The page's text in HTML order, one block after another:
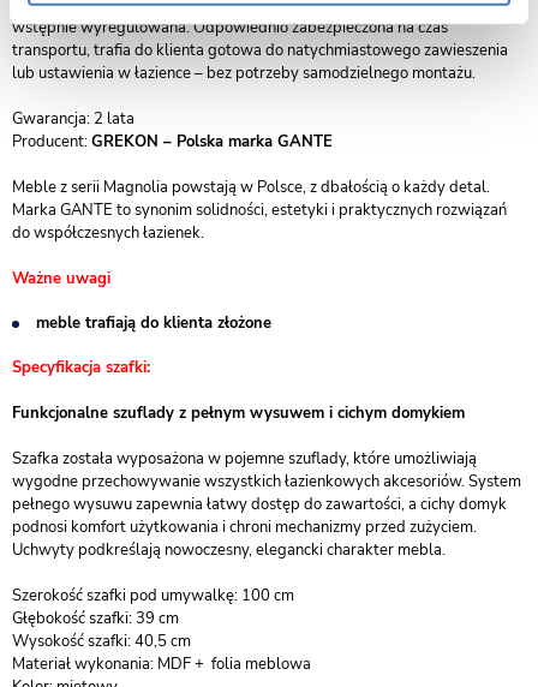
Każda szafka z serii Magnolia jest dostarczana w pełni zmontowana i
wstępnie wyregulowana. Odpowiednio zabezpieczona na czas
transportu, trafia do klienta gotowa do natychmiastowego zawieszenia
lub ustawienia w łazience – bez potrzeby samodzielnego montażu.
Gwarancja: 2 lata
Producent:GREKON – Polska marka GANTE
Meble z serii Magnolia powstają w Polsce, z dbałością o każdy detal.
Marka GANTE to synonim solidności, estetyki i praktycznych rozwiązań
do współczesnych łazienek.
Ważne uwagi
meble trafiają do klienta złożone
Specyfikacja szafki:
Funkcjonalne szuflady z pełnym wysuwem i cichym domykiem
Szafka została wyposażona w pojemne szuflady, które umożliwiają
wygodne przechowywanie wszystkich łazienkowych akcesoriów. System
pełnego wysuwu zapewnia łatwy dostęp do zawartości, a cichy domyk
podnosi komfort użytkowania i chroni mechanizmy przed zużyciem.
Uchwyty podkreślają nowoczesny, elegancki charakter mebla.
Szerokość szafki pod umywalkę: 100 cm
Głębokość szafki: 39 cm
Wysokość szafki: 40,5 cm
Materiał wykonania: MDF + folia meblowa